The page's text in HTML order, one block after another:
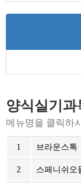
양식실기과
메뉴명을 클릭하
1 브라운스톡
2 스페니쉬오